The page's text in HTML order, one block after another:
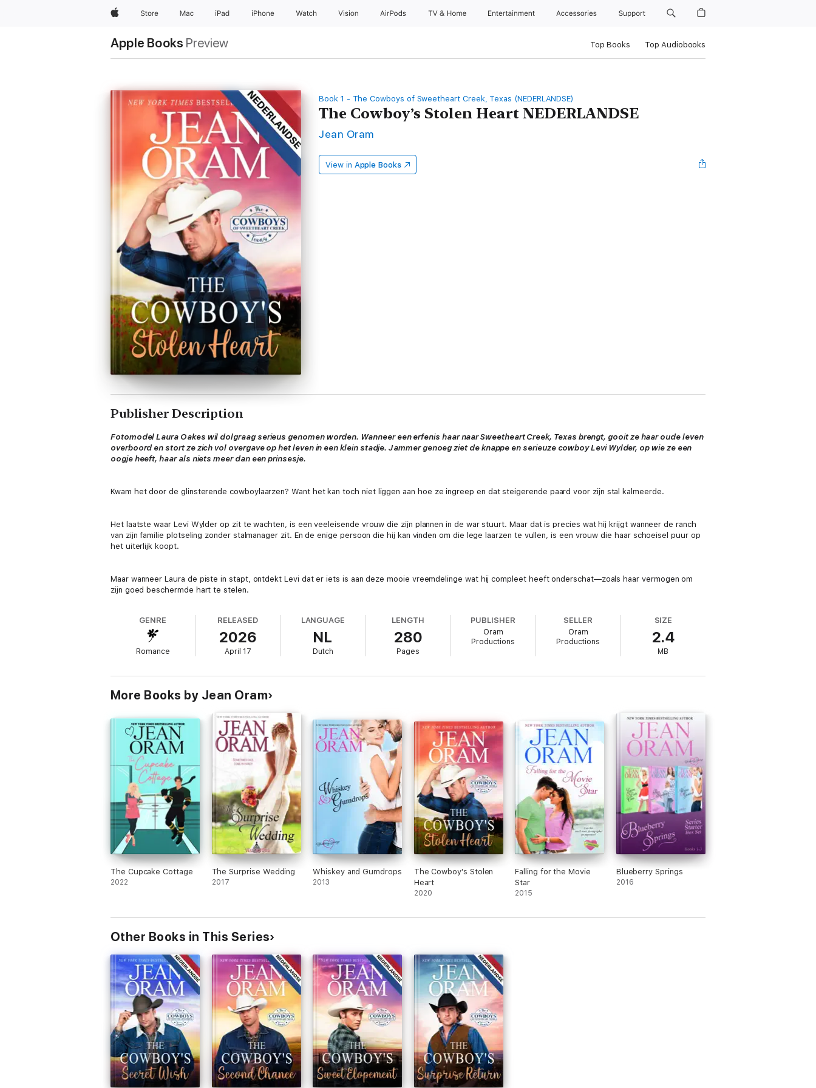
AppleStore Mac iPad iPhone Watch Vision AirPods TV & Home Entertainment Accessories Support
Apple Books Preview Top Books Top Audiobooks
Book 1 - The Cowboys of Sweetheart Creek, Texas (NEDERLANDSE)
The Cowboy’s Stolen Heart NEDERLANDSE
Jean Oram
View in Apple Books
Publisher Description
Fotomodel Laura Oakes wil dolgraag serieus genomen worden. Wanneer een erfenis haar naar Sweetheart Creek, Texas brengt, gooit ze haar oude leven
overboord en stort ze zich vol overgave op het leven in een klein stadje. Jammer genoeg ziet de knappe en serieuze cowboy Levi Wylder, op wie ze een
oogje heeft, haar als niets meer dan een prinsesje.
Kwam het door de glinsterende cowboylaarzen? Want het kan toch niet liggen aan hoe ze ingreep en dat steigerende paard voor zijn stal kalmeerde.
Het laatste waar Levi Wylder op zit te wachten, is een veeleisende vrouw die zijn plannen in de war stuurt. Maar dat is precies wat hij krijgt wanneer de ranch
van zijn familie plotseling zonder stalmanager zit. En de enige persoon die hij kan vinden om die lege laarzen te vullen, is een vrouw die haar schoeisel puur op
het uiterlijk koopt.
Maar wanneer Laura de piste in stapt, ontdekt Levi dat er iets is aan deze mooie vreemdelinge wat hij compleet heeft onderschat—zoals haar vermogen om
zijn goed beschermde hart te stelen.
GENRE
Romance
RELEASED
2026
April 17
LANGUAGE
NL
Dutch
LENGTH
280
Pages
PUBLISHER
Oram
Productions
SELLER
Oram
Productions
SIZE
2.4
MB
More Books by Jean Oram
The Cupcake Cottage
2022
The Surprise Wedding
2017
Whiskey and Gumdrops
2013
The Cowboy's Stolen
Heart
2020
Falling for the Movie
Star
2015
Blueberry Springs
2016
Other Books in This Series